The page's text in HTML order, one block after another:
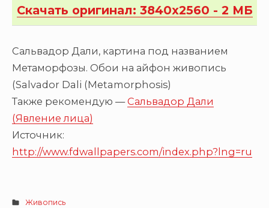
Скачать оригинал: 3840x2560 - 2 МБ
Сальвадор Дали, картина под названием
Метаморфозы. Обои на айфон живопись
(Salvador Dali (Metamorphosis)
Также рекомендую —Сальвадор Дали
(Явление лица)
Источник:
http://www.fdwallpapers.com/index.php?lng=ru
Живопись